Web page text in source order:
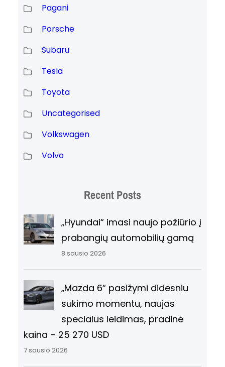
Pagani
Porsche
Subaru
Tesla
Toyota
Uncategorised
Volkswagen
Volvo
Recent Posts
„Hyundai“ imasi naujo požiūrio į
prabangių automobilių gamą
8 sausio 2026
„Mazda 6“ pasižymi didesniu
sukimo momentu, naujas
specialus leidimas, pradinė
kaina – 25 270 USD
7 sausio 2026